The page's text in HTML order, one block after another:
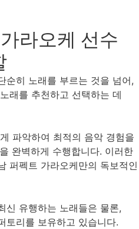
라오케 선수
순히 노래를 부르는 것을 넘어,
래를 추천하고 선택하는 데
파악하여 최적의 음악 경험을
완벽하게 수행합니다. 이러한
퍼펙트 가라오케만의 독보적인
신 유행하는 노래들은 물론,
토리를 보유하고 있습니다.